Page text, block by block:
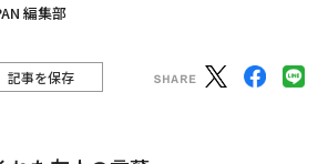
編集部
記事を保存